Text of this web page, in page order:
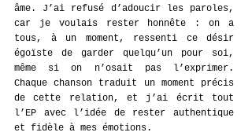
âme. J’ai refusé d’adoucir les paroles,
car je voulais rester honnête : on a
tous, à un moment, ressenti ce désir
égoïste de garder quelqu’un pour soi,
même si on n’osait pas l’exprimer.
Chaque chanson traduit un moment précis
de cette relation, et j’ai écrit tout
l’EP avec l’idée de rester authentique
et fidèle à mes émotions.